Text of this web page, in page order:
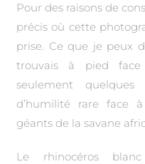
Pour des raisons de
précis où cette
prise. Ce que je peux
trouvais à pied
seulement
d’humilité rare face
géants de la savane
Le rhinocéros